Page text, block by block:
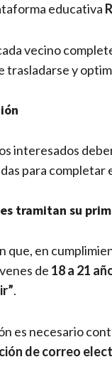
educativa
vecino
trasladarse y
interesados
para completar
tramitan su
que, en
de 18 a 21
.
es necesario
de correo